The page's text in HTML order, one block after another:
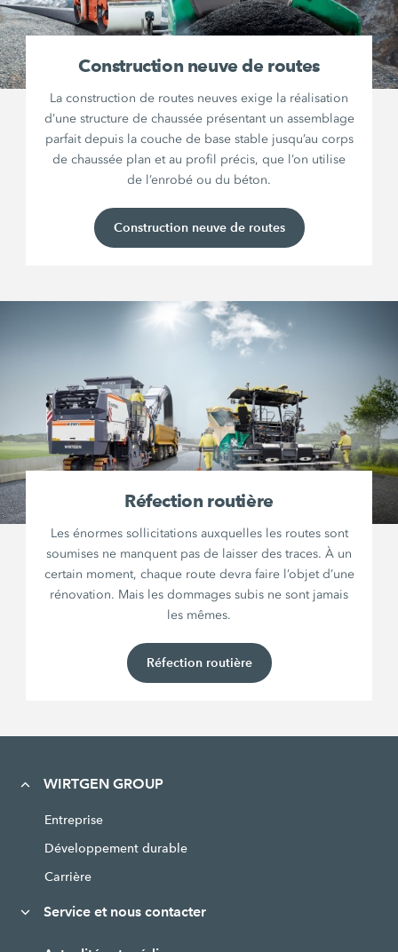
Construction neuve de routes
La construction de routes neuves exige la réalisation
d’une structure de chaussée présentant un assemblage
parfait depuis la couche de base stable jusqu’au corps
de chaussée plan et au profil précis, que l’on utilise
de l’enrobé ou du béton.
Construction neuve de routes
Réfection routière
Les énormes sollicitations auxquelles les routes sont
soumises ne manquent pas de laisser des traces. À un
certain moment, chaque route devra faire l’objet d’une
rénovation. Mais les dommages subis ne sont jamais
les mêmes.
Réfection routière
WIRTGEN GROUP
Entreprise
Développement durable
Carrière
Service et nous contacter